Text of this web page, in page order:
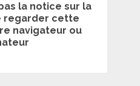
la notice sur la
regarder cette
navigateur ou